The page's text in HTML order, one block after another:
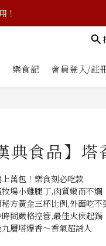
！
樂食記 會員登入/註
典食品】
萬包！樂食刻必吃款
場小雞腿丁,肉質嫩而不爛
方黃金三杯比例,外面吃不
間嚴格控管,最佳火侯起鍋
層塔爆香～香氣超誘人